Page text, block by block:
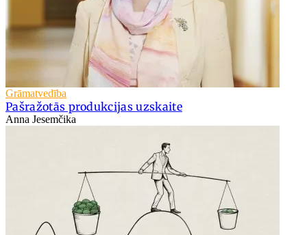
Grāmatvedība
Pašražotās produkcijas uzskaite
Anna Jesemčika